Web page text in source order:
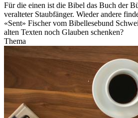
Für die einen ist die Bibel das Buch der
veralteter Staubfänger. Wieder andere
«Sent» Fischer vom Bibellesebund
alten Texten noch Glauben schenken?
Thema